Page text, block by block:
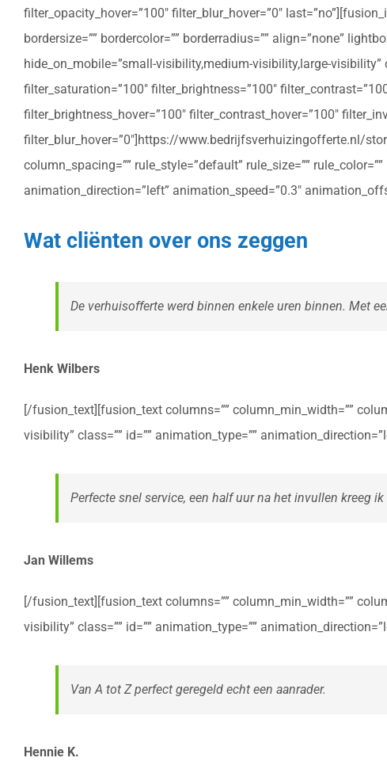
filter_opacity_hover=”100″ filter_blur_hover=”0″
bordersize=”” bordercolor=”” borderradius=”” align=”none”
hide_on_mobile=”small-visibility,medium-visibility,large-visibility”
filter_saturation=”100″ filter_brightness=”100″
filter_brightness_hover=”100″ filter_contrast_hover=”100″
filter_blur_hover=”0″]https://www.bedrijfsverhuizingofferte.nl/
column_spacing=”” rule_style=”default” rule_size=””
animation_direction=”left” animation_speed=”0.3″
Wat cliënten over ons zeggen
De verhuisofferte werd binnen enkele uren binnen. Met
Henk Wilbers
[/fusion_text][fusion_text columns=”” column_min_width=””
visibility” class=”” id=”” animation_type=””
Perfecte snel service, een half uur na het invullen kreeg
Jan Willems
[/fusion_text][fusion_text columns=”” column_min_width=””
visibility” class=”” id=”” animation_type=””
Van A tot Z perfect geregeld echt een aanrader.
Hennie K.